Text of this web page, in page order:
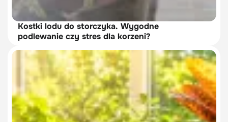
Kostki lodu do storczyka. Wygodne
podlewanie czy stres dla korzeni?